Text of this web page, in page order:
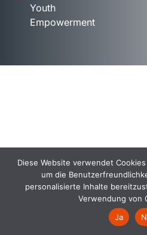
Youth
Empowerment
Diese Website verwendet
um die
personalisierte Inhalte
Verwendung von
Ja